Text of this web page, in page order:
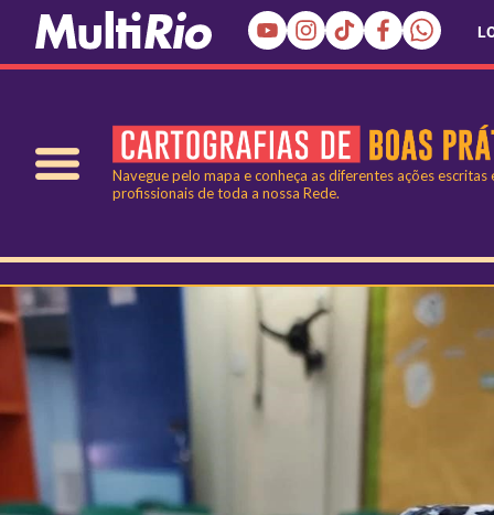
Navegue pelo mapa e conheça as diferentes ações
profissionais de toda a nossa Rede.